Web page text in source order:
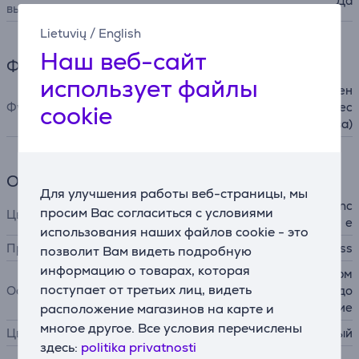
Lietuvių / English
Наш веб-сайт
использует файлы
cookie
Для улучшения работы веб-страницы, мы
просим Вас согласиться с условиями
использования наших файлов cookie - это
позволит Вам видеть подробную
информацию о товарах, которая
поступает от третьих лиц, видеть
расположение магазинов на карте и
многое другое. Все условия перечислены
здесь: politika privatnosti
выключения
Функции
Функции
генератор ионов (уменьшен
ие статического электричес
тва)
Общий параметр
Цвет
Painted Satined Purple Princ
e
Производитель
Babyliss
Особенности
укладывает волосы без терм
ических повреждений, предо
твращает пушение
Цвет
золотистый, фиолетовый